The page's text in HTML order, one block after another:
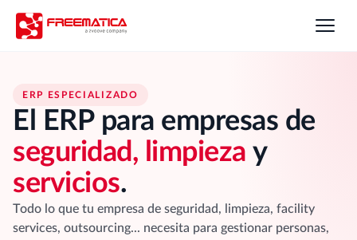
ERP ESPECIALIZADO
El ERP para empresas de
seguridad, limpieza y
servicios.
Todo lo que tu empresa de seguridad, limpieza, facility
services, outsourcing... necesita para gestionar personas,